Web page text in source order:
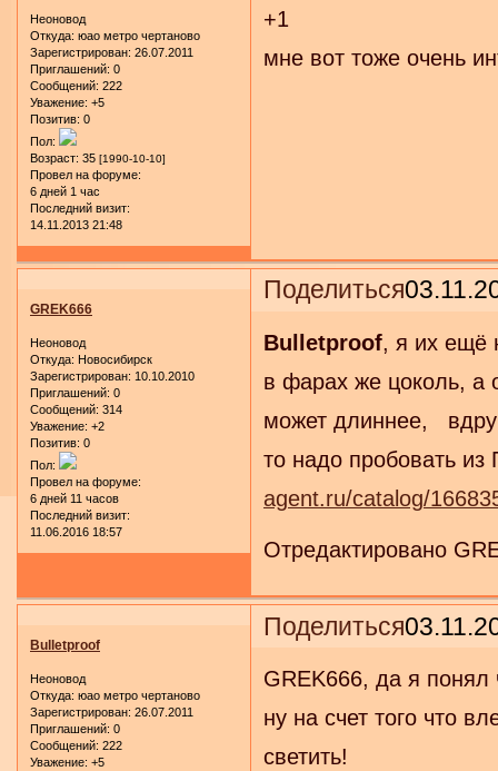
Неоновод
Откуда: юао метро чертаново
Зарегистрирован: 26.07.2011
Приглашений: 0
Сообщений: 222
Уважение: +5
Позитив: 0
Пол:
Возраст: 35 [1990-10-10]
Провел на форуме:
6 дней 1 час
Последний визит:
14.11.2013 21:48
+1
мне вот тоже очень
Поделиться
GREK666
Неоновод
Откуда: Новосибирск
Зарегистрирован: 10.10.2010
Приглашений: 0
Сообщений: 314
Уважение: +2
Позитив: 0
Пол:
Провел на форуме:
6 дней 11 часов
Последний визит:
11.06.2016 18:57
Bulletproof, я их ещё
в фарах же цоколь, а
может длиннее,
то надо пробовать
agent.ru/catalog/
Отредактировано
Поделиться
Bulletproof
Неоновод
Откуда: юао метро чертаново
Зарегистрирован: 26.07.2011
Приглашений: 0
Сообщений: 222
Уважение: +5
GREK666, да я понял
ну на счет того что
светить!